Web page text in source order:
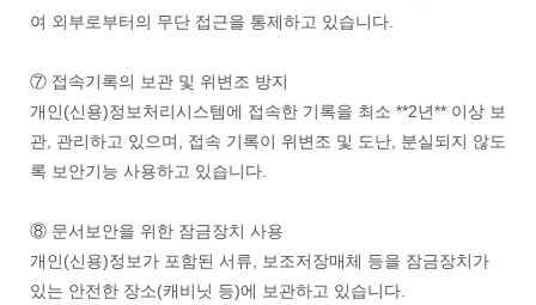
여 외부로부터의 무단 접근을 통제하고 있습니다.
⑦ 접속기록의 보관 및 위변조 방지
개인(신용)정보처리시스템에 접속한 기록을 최소 **2년** 이상 보
관, 관리하고 있으며, 접속 기록이 위변조 및 도난, 분실되지 않도
록 보안기능 사용하고 있습니다.
⑧ 문서보안을 위한 잠금장치 사용
개인(신용)정보가 포함된 서류, 보조저장매체 등을 잠금장치가
있는 안전한 장소(캐비닛 등)에 보관하고 있습니다.